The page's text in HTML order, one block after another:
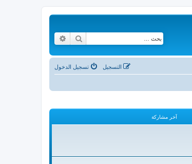
بحث
تسجيل الدخول التسجيل
آخر مشاركة